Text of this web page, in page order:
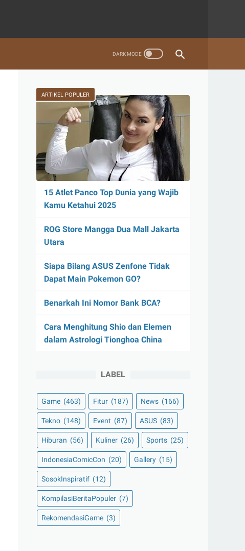
ARTIKEL POPULER
15 Atlet Panco Top Dunia yang Wajib
Kamu Ketahui 2025
ROG Store Mangga Dua Mall Jakarta
Utara
Siapa Bilang ASUS Zenfone Tidak
Dapat Main Pokemon GO?
Benarkah Ini Nomor Bank BCA?
Cara Menghitung Shio dan Elemen
dalam Astrologi Tionghoa China
LABEL
Game (463) Fitur (187) News (166)
Tekno (148) Event (87) ASUS (83)
Hiburan (56) Kuliner (26) Sports (25)
IndonesiaComicCon (20) Gallery (15)
SosokInspiratif (12)
KompilasiBeritaPopuler (7)
RekomendasiGame (3)